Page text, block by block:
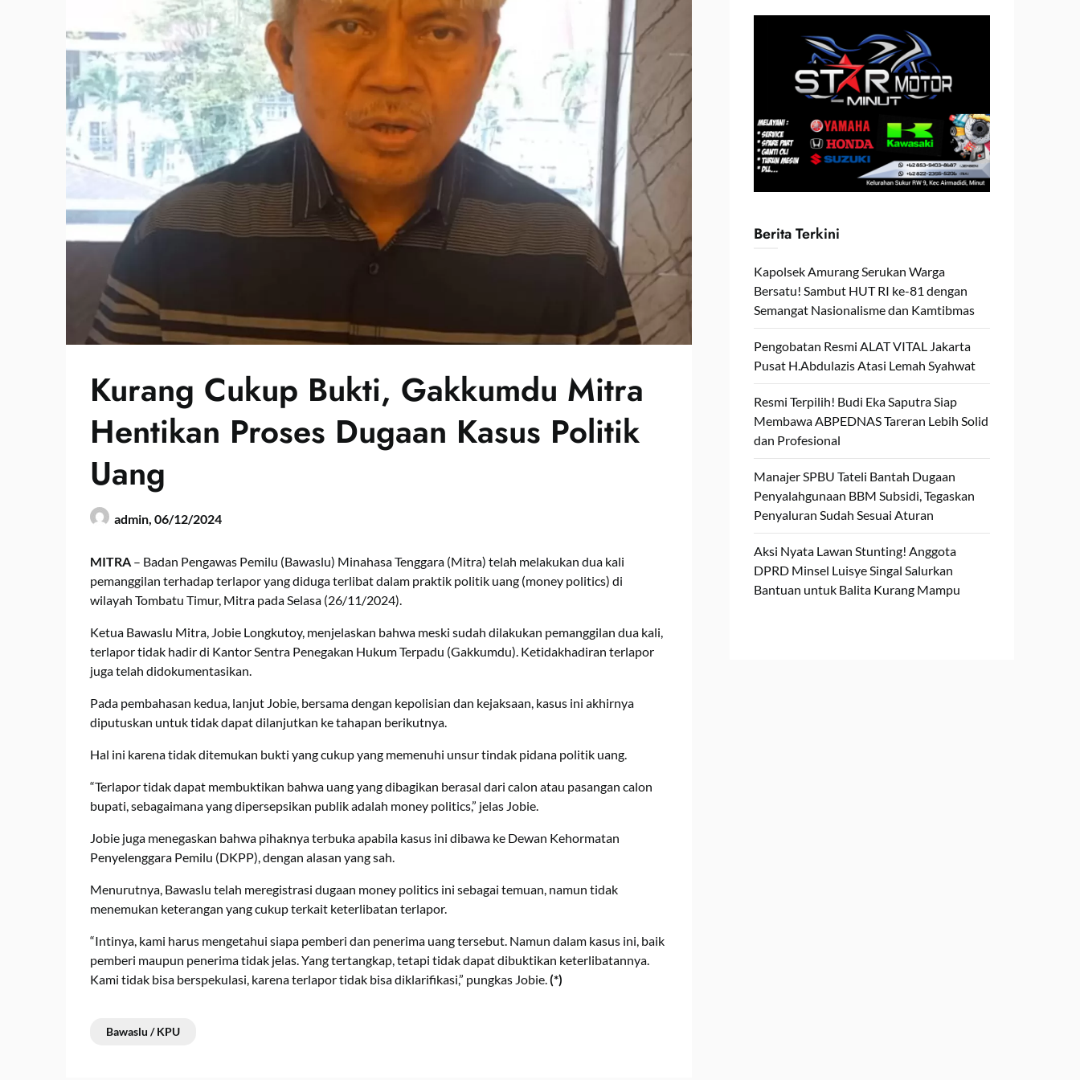
Kurang Cukup Bukti, Gakkumdu Mitra
Hentikan Proses Dugaan Kasus Politik
Uang
admin, 06/12/2024
MITRA – Badan Pengawas Pemilu (Bawaslu) Minahasa Tenggara (Mitra) telah melakukan dua kali
pemanggilan terhadap terlapor yang diduga terlibat dalam praktik politik uang (money politics) di
wilayah Tombatu Timur, Mitra pada Selasa (26/11/2024).
Ketua Bawaslu Mitra, Jobie Longkutoy, menjelaskan bahwa meski sudah dilakukan pemanggilan dua kali,
terlapor tidak hadir di Kantor Sentra Penegakan Hukum Terpadu (Gakkumdu). Ketidakhadiran terlapor
juga telah didokumentasikan.
Pada pembahasan kedua, lanjut Jobie, bersama dengan kepolisian dan kejaksaan, kasus ini akhirnya
diputuskan untuk tidak dapat dilanjutkan ke tahapan berikutnya.
Hal ini karena tidak ditemukan bukti yang cukup yang memenuhi unsur tindak pidana politik uang.
“Terlapor tidak dapat membuktikan bahwa uang yang dibagikan berasal dari calon atau pasangan calon
bupati, sebagaimana yang dipersepsikan publik adalah money politics,” jelas Jobie.
Jobie juga menegaskan bahwa pihaknya terbuka apabila kasus ini dibawa ke Dewan Kehormatan
Penyelenggara Pemilu (DKPP), dengan alasan yang sah.
Menurutnya, Bawaslu telah meregistrasi dugaan money politics ini sebagai temuan, namun tidak
menemukan keterangan yang cukup terkait keterlibatan terlapor.
“Intinya, kami harus mengetahui siapa pemberi dan penerima uang tersebut. Namun dalam kasus ini, baik
pemberi maupun penerima tidak jelas. Yang tertangkap, tetapi tidak dapat dibuktikan keterlibatannya.
Kami tidak bisa berspekulasi, karena terlapor tidak bisa diklarifikasi,” pungkas Jobie. (*)
Bawaslu / KPU
Berita Terkini
Kapolsek Amurang Serukan Warga
Bersatu! Sambut HUT RI ke-81 dengan
Semangat Nasionalisme dan Kamtibmas
Pengobatan Resmi ALAT VITAL Jakarta
Pusat H.Abdulazis Atasi Lemah Syahwat
Resmi Terpilih! Budi Eka Saputra Siap
Membawa ABPEDNAS Tareran Lebih Solid
dan Profesional
Manajer SPBU Tateli Bantah Dugaan
Penyalahgunaan BBM Subsidi, Tegaskan
Penyaluran Sudah Sesuai Aturan
Aksi Nyata Lawan Stunting! Anggota
DPRD Minsel Luisye Singal Salurkan
Bantuan untuk Balita Kurang Mampu